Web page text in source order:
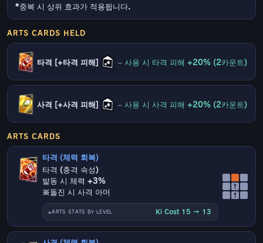
*중복 시 상위 효과가 적용됩니다.
ARTS CARDS HELD
타격 [+타격 피해] – 사용 시 타격 피해 +20% (2카운트)
사격 [+사격 피해] – 사용 시 사격 피해 +20% (2카운트)
ARTS CARDS
타격 (체력 회복)
타격 (충격 속성)
발동 시 체력 +3%
※돌진 시 사격 아머
ARTS STATS BY LEVEL Ki Cost 15 → 13
↑
↑